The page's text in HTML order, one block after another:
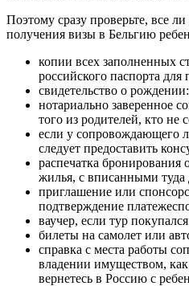
Поэтому сразу проверьте, все
получения визы в Бельгию
копии всех заполненных
российского паспорта для
свидетельство о
нотариально заверенное
того из родителей, кто не
если у сопровождающего
следует предоставить
распечатка бронирования
жилья, с вписанными
приглашение или
подтверждение
ваучер, если тур
билеты на самолет или
справка с места работы
владении имуществом,
вернетесь в Россию с